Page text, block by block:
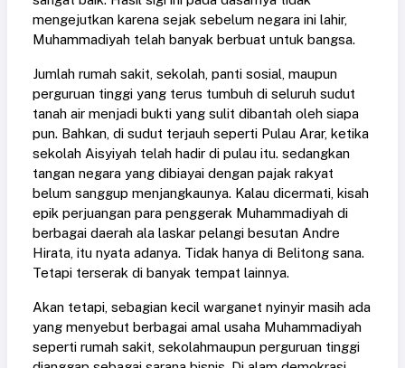
mengejutkan karena sejak sebelum negara ini lahir,
Muhammadiyah telah banyak berbuat untuk bangsa.
Jumlah rumah sakit, sekolah, panti sosial, maupun
perguruan tinggi yang terus tumbuh di seluruh sudut
tanah air menjadi bukti yang sulit dibantah oleh siapa
pun. Bahkan, di sudut terjauh seperti Pulau Arar, ketika
sekolah Aisyiyah telah hadir di pulau itu. sedangkan
tangan negara yang dibiayai dengan pajak rakyat
belum sanggup menjangkaunya. Kalau dicermati, kisah
epik perjuangan para penggerak Muhammadiyah di
berbagai daerah ala laskar pelangi besutan Andre
Hirata, itu nyata adanya. Tidak hanya di Belitong sana.
Tetapi terserak di banyak tempat lainnya.
Akan tetapi, sebagian kecil warganet nyinyir masih ada
yang menyebut berbagai amal usaha Muhammadiyah
seperti rumah sakit, sekolahmaupun perguruan tinggi